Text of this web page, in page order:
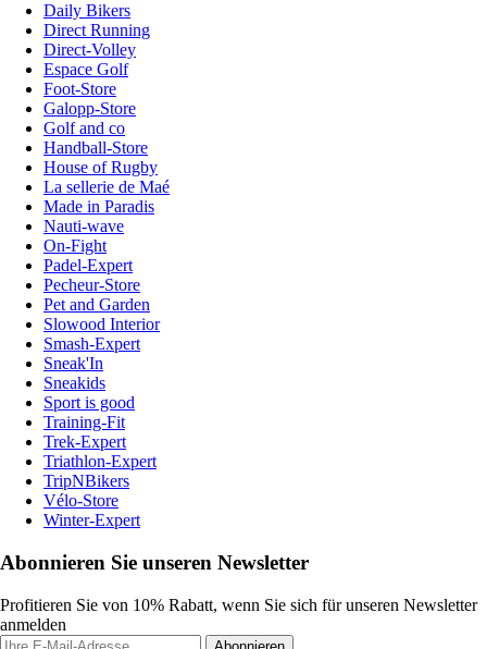
Daily Bikers
Direct Running
Direct-Volley
Espace Golf
Foot-Store
Galopp-Store
Golf and co
Handball-Store
House of Rugby
La sellerie de Maé
Made in Paradis
Nauti-wave
On-Fight
Padel-Expert
Pecheur-Store
Pet and Garden
Slowood Interior
Smash-Expert
Sneak'In
Sneakids
Sport is good
Training-Fit
Trek-Expert
Triathlon-Expert
TripNBikers
Vélo-Store
Winter-Expert
Abonnieren Sie unseren Newsletter
Profitieren Sie von 10% Rabatt, wenn Sie sich für unseren Newsletter
anmelden